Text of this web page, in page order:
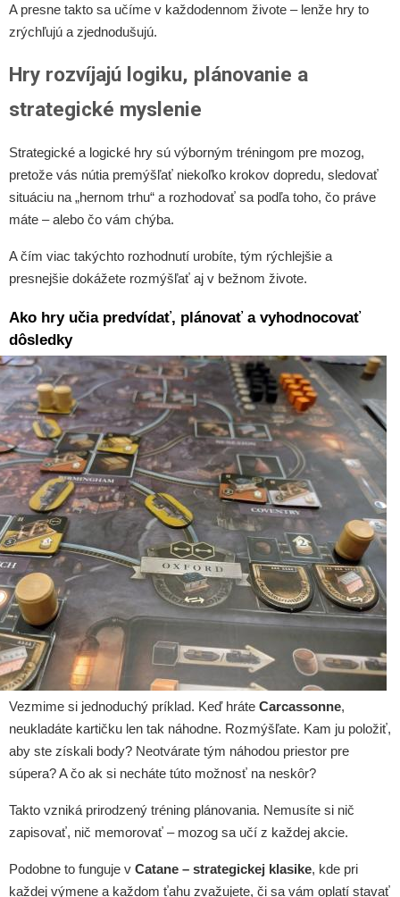
A presne takto sa učíme v každodennom živote – lenže hry to
zrýchľujú a zjednodušujú.
Hry rozvíjajú logiku, plánovanie a
strategické myslenie
Strategické a logické hry sú výborným tréningom pre mozog,
pretože vás nútia premýšľať niekoľko krokov dopredu, sledovať
situáciu na „hernom trhu“ a rozhodovať sa podľa toho, čo práve
máte – alebo čo vám chýba.
A čím viac takýchto rozhodnutí urobíte, tým rýchlejšie a
presnejšie dokážete rozmýšľať aj v bežnom živote.
Ako hry učia predvídať, plánovať a vyhodnocovať
dôsledky
Vezmime si jednoduchý príklad. Keď hráte Carcassonne,
neukladáte kartičku len tak náhodne. Rozmýšľate. Kam ju položiť,
aby ste získali body? Neotvárate tým náhodou priestor pre
súpera? A čo ak si necháte túto možnosť na neskôr?
Takto vzniká prirodzený tréning plánovania. Nemusíte si nič
zapisovať, nič memorovať – mozog sa učí z každej akcie.
Podobne to funguje v Catane – strategickej klasike, kde pri
každej výmene a každom ťahu zvažujete, či sa vám oplatí stavať